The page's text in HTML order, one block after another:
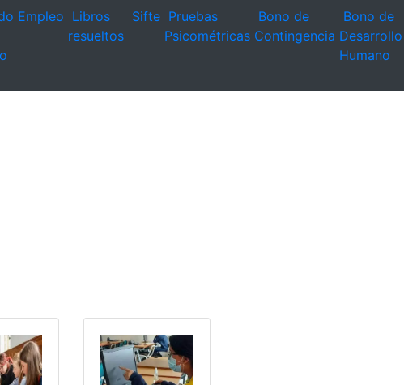
Empleo Libros
resueltos
Sifte Pruebas
Psicométricas
Bono de
Contingencia
Bono de
Desarrollo
Humano